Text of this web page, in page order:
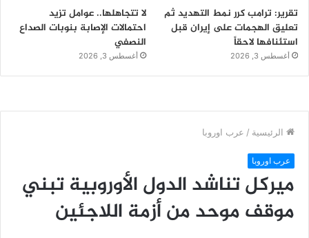
تقرير: ترامب كرر نمط التهديد ثم
تعليق الهجمات على إيران قبل
استئنافها لاحقاً
أغسطس 3, 2026
لا تتجاهلها.. عوامل تزيد
احتمالات الإصابة بنوبات الصداع
النصفي
أغسطس 3, 2026